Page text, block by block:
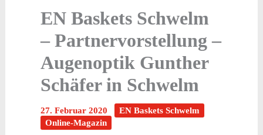
EN Baskets Schwelm
– Partnervorstellung –
Augenoptik Gunther
Schäfer in Schwelm
27. Februar 2020
EN Baskets Schwelm
Online-Magazin